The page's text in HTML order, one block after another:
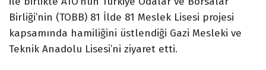
Birliği’nin (TOBB) 81 İlde 81 Meslek Lisesi projesi
kapsamında hamiliğini üstlendiği Gazi Mesleki ve
Teknik Anadolu Lisesi’ni ziyaret etti.